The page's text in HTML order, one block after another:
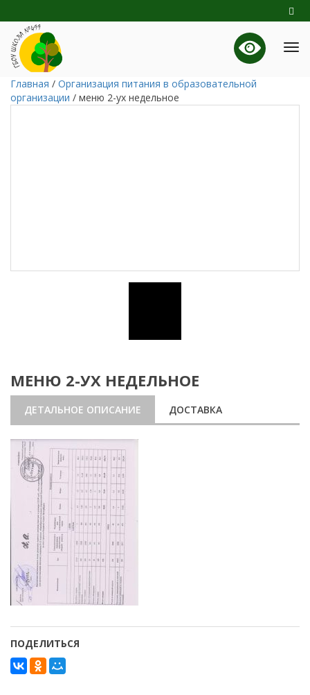
Главная / Организация питания в образовательной
организации / меню 2-ух недельное
МЕНЮ 2-УХ НЕДЕЛЬНОЕ
ДЕТАЛЬНОЕ ОПИСАНИЕ ДОСТАВКА
ПОДЕЛИТЬСЯ